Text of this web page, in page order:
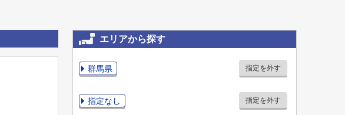
エリアから探す
群馬県 指定を外す
指定なし 指定を外す